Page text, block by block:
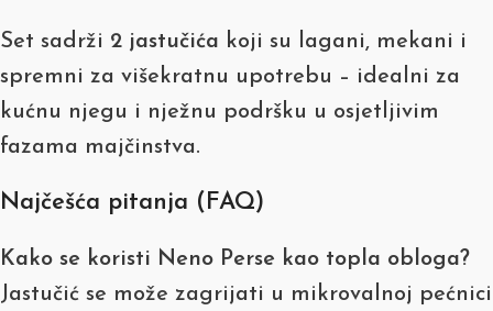
Set sadrži 2 jastučića koji su lagani, mekani i
spremni za višekratnu upotrebu – idealni za
kućnu njegu i nježnu podršku u osjetljivim
fazama majčinstva.
Najčešća pitanja (FAQ)
Kako se koristi Neno Perse kao topla obloga?
Jastučić se može zagrijati u mikrovalnoj pećnici